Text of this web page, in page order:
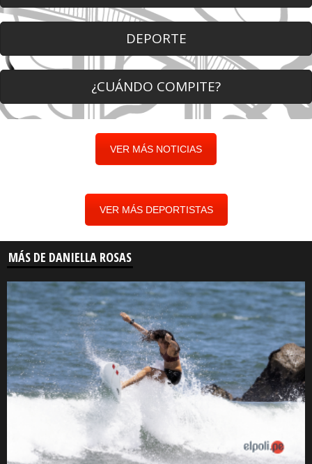
DEPORTE
¿CUÁNDO COMPITE?
VER MÁS NOTICIAS
VER MÁS DEPORTISTAS
MÁS DE DANIELLA ROSAS